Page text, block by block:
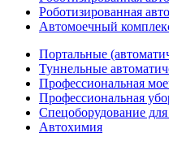
Роботизированная
Автомоечный
Портальные
Туннельные
Профессиональная
Профессиональная
Спецоборудование
Автохимия